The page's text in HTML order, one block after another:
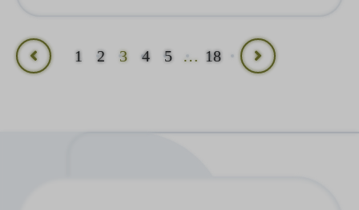
Vorige
1 2 3 4 5 … 18
Volgende